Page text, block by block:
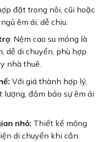
đặt trong nôi, cũi hoặc
êm ái, dễ chịu.
: Nệm cao su mỏng là
dễ di chuyển, phù hợp
nhà thuê.
Với giá thành hợp lý,
đảm bảo sự êm ái
nhỏ: Thiết kế mỏng
di chuyển khi cần.